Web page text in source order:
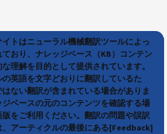
イトはニューラル機械翻訳ツールによっ
おり、ナレッジベース（KB）コンテン
理解を目的として提供されています。
の英語を文字どおりに翻訳しているた
ない翻訳が含まれている場合がありま
ベースの元のコンテンツを確認する場
をご利用ください。翻訳の問題や誤訳
、アーティクルの最後にある[Feedback]